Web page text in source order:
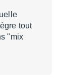
tout
"mix